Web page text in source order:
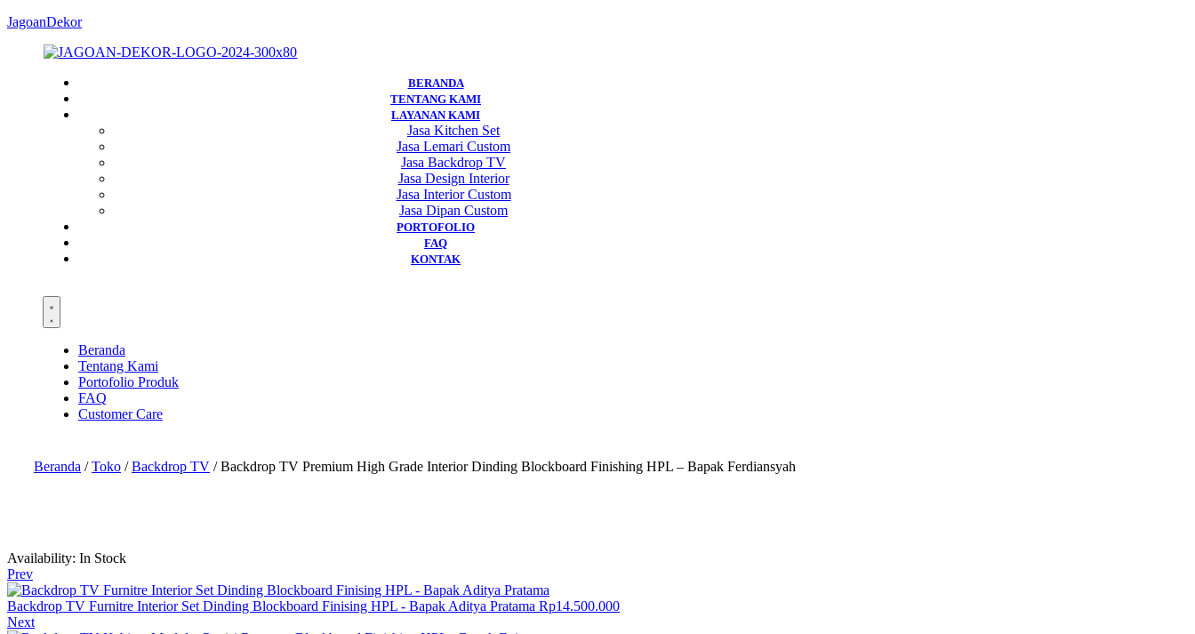
JagoanDekor
BERANDA
TENTANG KAMI
LAYANAN KAMI
Jasa Kitchen Set
Jasa Lemari Custom
Jasa Backdrop TV
Jasa Design Interior
Jasa Interior Custom
Jasa Dipan Custom
PORTOFOLIO
FAQ
KONTAK
Beranda
Tentang Kami
Portofolio Produk
FAQ
Customer Care
Beranda /Toko /Backdrop TV / Backdrop TV Premium High Grade Interior Dinding Blockboard Finishing HPL – Bapak Ferdiansyah
Availability: In Stock
Prev
Backdrop TV Furnitre Interior Set Dinding Blockboard Finising HPL - Bapak Aditya Pratama Rp14.500.000
Next